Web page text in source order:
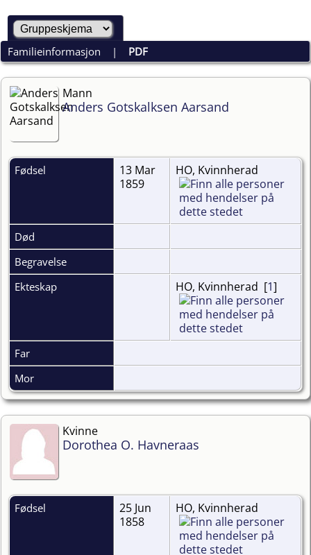
Familieinformasjon | PDF
Mann
Anders Gotskalksen Aarsand
Fødsel
13 Mar
1859
HO, Kvinnherad
Død
Begravelse
Ekteskap
HO, Kvinnherad [1]
Far
Mor
Kvinne
Dorothea O. Havneraas
Fødsel
25 Jun
1858
HO, Kvinnherad